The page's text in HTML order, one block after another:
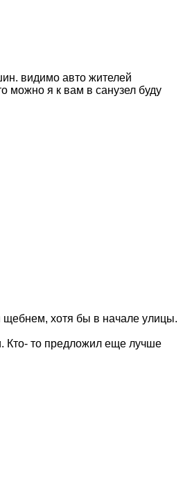
видимо авто жителей
можно я к вам в санузел буду
щебнем, хотя бы в начале улицы.
Кто- то предложил еще лучше